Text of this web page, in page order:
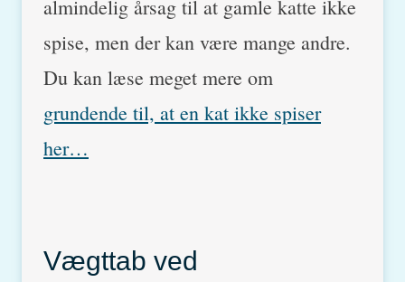
almindelig årsag til at gamle katte ikke
spise, men der kan være mange andre.
Du kan læse meget mere om
grundende til, at en kat ikke spiser
her…
Vægttab ved